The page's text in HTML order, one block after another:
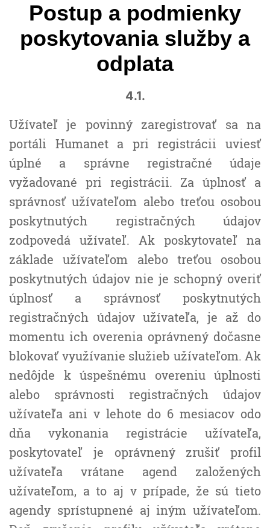
Postup a podmienky
poskytovania služby a
odplata
4.1.
Užívateľ je povinný zaregistrovať sa na
portáli Humanet a pri registrácii uviesť
úplné a správne registračné údaje
vyžadované pri registrácii. Za úplnosť a
správnosť užívateľom alebo treťou osobou
poskytnutých registračných údajov
zodpovedá užívateľ. Ak poskytovateľ na
základe užívateľom alebo treťou osobou
poskytnutých údajov nie je schopný overiť
úplnosť a správnosť poskytnutých
registračných údajov užívateľa, je až do
momentu ich overenia oprávnený dočasne
blokovať využívanie služieb užívateľom. Ak
nedôjde k úspešnému overeniu úplnosti
alebo správnosti registračných údajov
užívateľa ani v lehote do 6 mesiacov odo
dňa vykonania registrácie užívateľa,
poskytovateľ je oprávnený zrušiť profil
užívateľa vrátane agend založených
užívateľom, a to aj v prípade, že sú tieto
agendy sprístupnené aj iným užívateľom.